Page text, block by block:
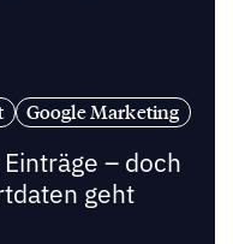
Google Marketing
– doch
geht